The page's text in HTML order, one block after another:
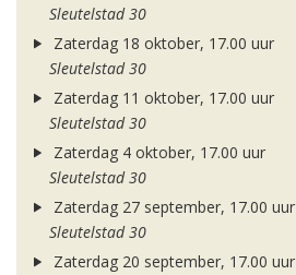
Sleutelstad 30
Zaterdag 18 oktober, 17.00 uur
Sleutelstad 30
Zaterdag 11 oktober, 17.00 uur
Sleutelstad 30
Zaterdag 4 oktober, 17.00 uur
Sleutelstad 30
Zaterdag 27 september, 17.00 uur
Sleutelstad 30
Zaterdag 20 september, 17.00 uur